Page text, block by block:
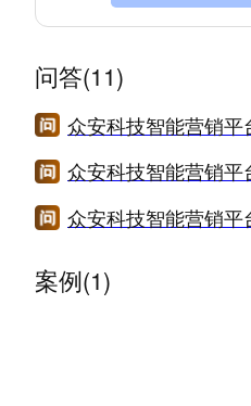
问答(11)
案例(1)